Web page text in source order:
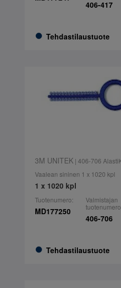
Tehdastilaustuote
406-417
3M UNITEK| 406-706
Vaalean sininen 1 x 1020 kpl
1 x 1020 kpl
Tuotenumero:
MD177250
Tehdastilaustuote
Valmistajan
406-706